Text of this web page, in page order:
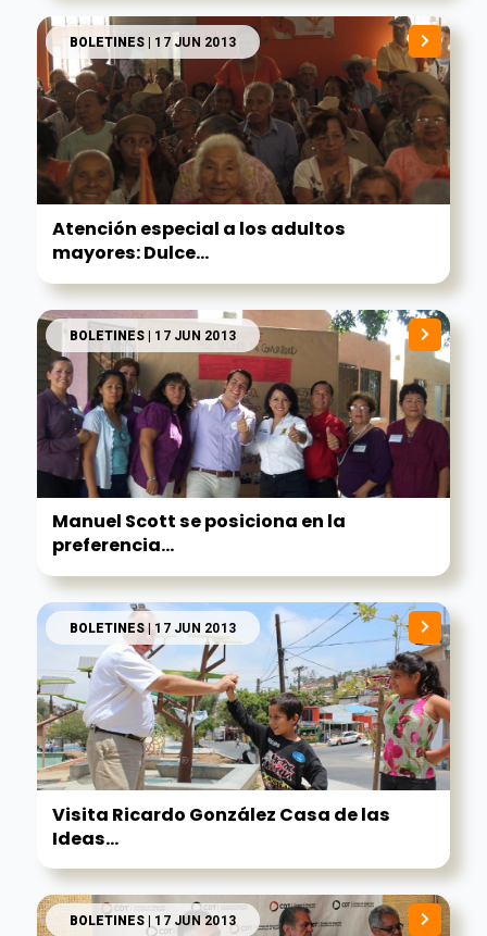
BOLETINES| 17 JUN 2013
Atención especial a los adultos
mayores: Dulce...
BOLETINES| 17 JUN 2013
Manuel Scott se posiciona en la
preferencia...
BOLETINES| 17 JUN 2013
Visita Ricardo González Casa de las
Ideas...
BOLETINES| 17 JUN 2013